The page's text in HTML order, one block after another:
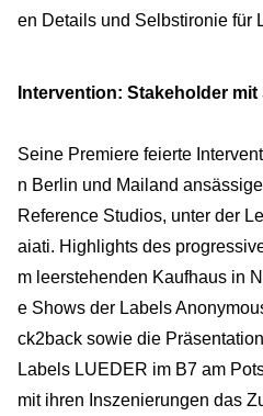
en Details und Selbstironie für
Intervention: Stakeholder
Seine Premiere feierte
n Berlin und Mailand
Reference Studios, unter der
aiati. Highlights des
m leerstehenden Kaufhaus in
e Shows der Labels
ck2back sowie die
Labels LUEDER im B7 am
mit ihren Inszenierungen das